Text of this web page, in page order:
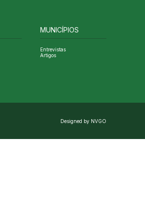
MUNICÍPIOS
Entrevistas
Artigos
Designed by NVGO